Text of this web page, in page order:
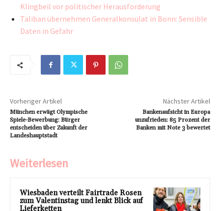
Klingbeil vor politischer Herausforderung
Taliban übernehmen Generalkonsulat in Bonn: Sensible
Daten in Gefahr
Vorheriger Artikel
München erwägt Olympische
Spiele-Bewerbung: Bürger
entscheiden über Zukunft der
Landeshauptstadt
Nächster Artikel
Bankenaufsicht in Europa
unzufrieden: 85 Prozent der
Banken mit Note 3 bewertet
Weiterlesen
Wiesbaden verteilt Fairtrade Rosen
zum Valentinstag und lenkt Blick auf
Lieferketten